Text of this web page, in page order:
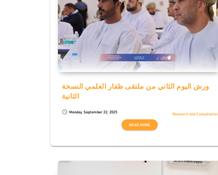
ورش اليوم الثاني من ملتقى ظفار العلمي النسخة
الثانية
schedule Monday, September 22, 2025
Research and Consultation
READ MORE